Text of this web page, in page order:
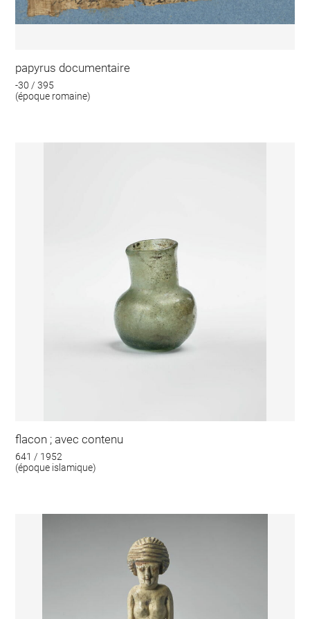
papyrus documentaire
-30 / 395
(époque romaine)
flacon ; avec contenu
641 / 1952
(époque islamique)